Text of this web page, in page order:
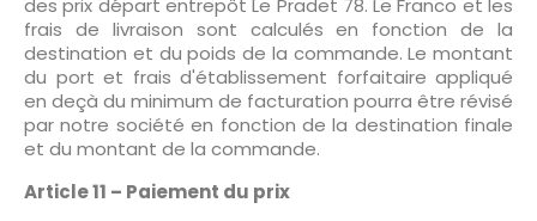
des prix départ entrepôt Le Pradet 78. Le Franco et les
frais de livraison sont calculés en fonction de la
destination et du poids de la commande. Le montant
du port et frais d'établissement forfaitaire appliqué
en deçà du minimum de facturation pourra être révisé
par notre société en fonction de la destination finale
et du montant de la commande.
Article 11 – Paiement du prix